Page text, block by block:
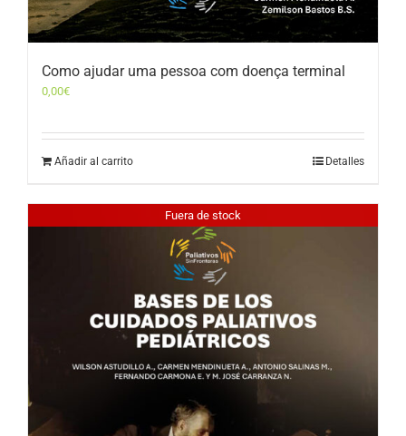
Como ajudar uma pessoa com doença terminal
0,00€
Añadir al carrito Detalles
Fuera de stock